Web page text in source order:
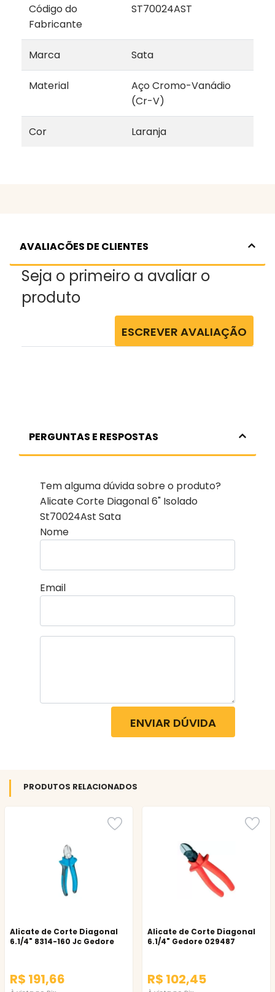
Código do
Fabricante
ST70024AST
Marca Sata
Material
Aço Cromo-Vanádio
(Cr-V)
Cor Laranja
AVALIACÕES DE CLIENTES
Seja o primeiro a avaliar o
produto
ESCREVER AVALIAÇÃO
PERGUNTAS E RESPOSTAS
Tem alguma dúvida sobre o produto?
Alicate Corte Diagonal 6" Isolado
St70024Ast Sata
Nome
Email
ENVIAR DÚVIDA
PRODUTOS RELACIONADOS
Alicate de Corte Diagonal
6.1/4" 8314-160 Jc Gedore
R$ 191,66
Alicate de Corte Diagonal
6.1/4" Gedore 029487
R$ 102,45